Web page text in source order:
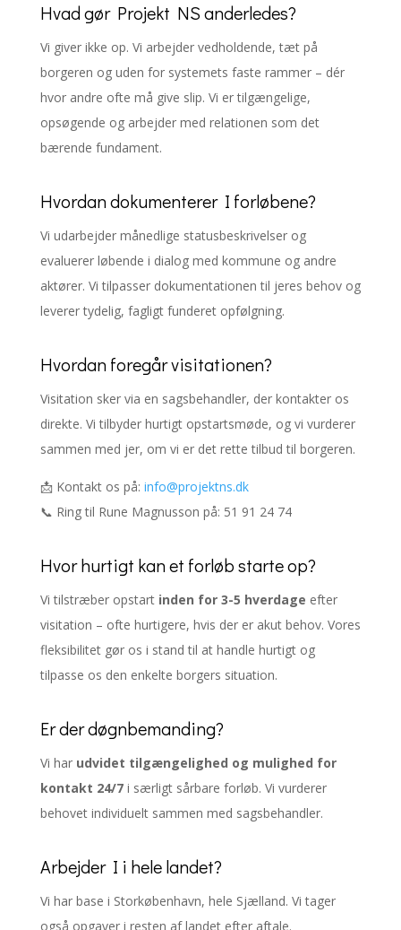
Hvad gør Projekt NS anderledes?
Vi giver ikke op. Vi arbejder vedholdende, tæt på
borgeren og uden for systemets faste rammer – dér
hvor andre ofte må give slip. Vi er tilgængelige,
opsøgende og arbejder med relationen som det
bærende fundament.
Hvordan dokumenterer I forløbene?
Vi udarbejder månedlige statusbeskrivelser og
evaluerer løbende i dialog med kommune og andre
aktører. Vi tilpasser dokumentationen til jeres behov og
leverer tydelig, fagligt funderet opfølgning.
Hvordan foregår visitationen?
Visitation sker via en sagsbehandler, der kontakter os
direkte. Vi tilbyder hurtigt opstartsmøde, og vi vurderer
sammen med jer, om vi er det rette tilbud til borgeren.
📩 Kontakt os på: info@projektns.dk
📞 Ring til Rune Magnusson på: 51 91 24 74
Hvor hurtigt kan et forløb starte op?
Vi tilstræber opstart inden for 3-5 hverdage efter
visitation – ofte hurtigere, hvis der er akut behov. Vores
fleksibilitet gør os i stand til at handle hurtigt og
tilpasse os den enkelte borgers situation.
Er der døgnbemanding?
Vi har udvidet tilgængelighed og mulighed for
kontakt 24/7i særligt sårbare forløb. Vi vurderer
behovet individuelt sammen med sagsbehandler.
Arbejder I i hele landet?
Vi har base i Storkøbenhavn, hele Sjælland. Vi tager
også opgaver i resten af landet efter aftale.